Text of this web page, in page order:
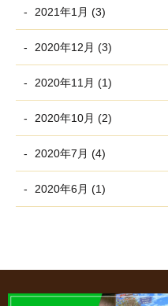
2021年1月 (3)
2020年12月 (3)
2020年11月 (1)
2020年10月 (2)
2020年7月 (4)
2020年6月 (1)